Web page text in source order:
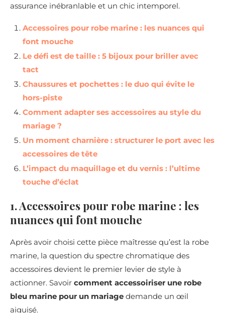
assurance inébranlable et un chic intemporel.
Accessoires pour robe marine : les nuances qui
font mouche
Le défi est de taille : 5 bijoux pour briller avec
tact
Chaussures et pochettes : le duo qui évite le
hors-piste
Comment adapter ses accessoires au style du
mariage ?
Un moment charnière : structurer le port avec les
accessoires de tête
L’impact du maquillage et du vernis : l’ultime
touche d’éclat
1. Accessoires pour robe marine : les
nuances qui font mouche
Après avoir choisi cette pièce maîtresse qu’est la robe
marine, la question du spectre chromatique des
accessoires devient le premier levier de style à
actionner. Savoir comment accessoiriser une robe
bleu marine pour un mariage demande un œil
aiguisé.